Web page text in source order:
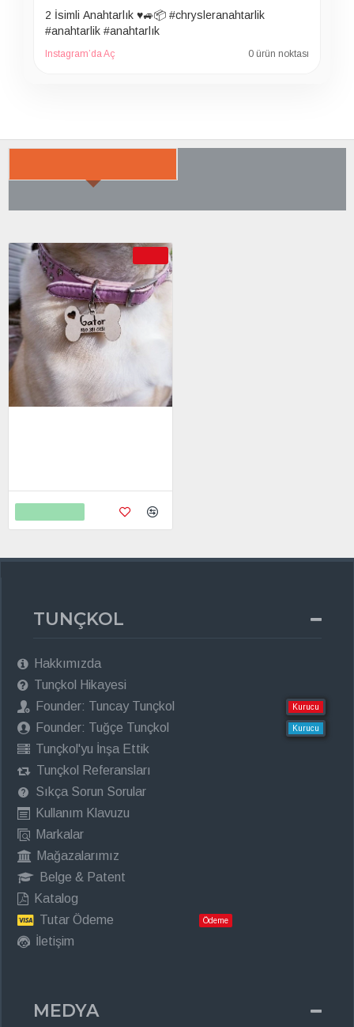
2 İsimli Anahtarlık ♥️🚙📦 #chrysleranahtarlik
#anahtarlik #anahtarlık
Instagram’da Aç 0 ürün noktası
TUNÇKOL
Hakkımızda
Tunçkol Hikayesi
Founder: Tuncay Tunçkol
Kurucu
Founder: Tuğçe Tunçkol Kurucu
Tunçkol'yu İnşa Ettik
Tunçkol Referansları
Sıkça Sorun Sorular
Kullanım Klavuzu
Markalar
Mağazalarımız
Belge & Patent
Katalog
Tutar Ödeme
Ödeme
İletişim
MEDYA